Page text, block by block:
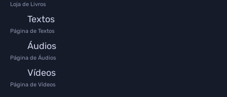
Loja de Livros
Textos
Página de Textos
Áudios
Página de Áudios
Vídeos
Página de Vídeos